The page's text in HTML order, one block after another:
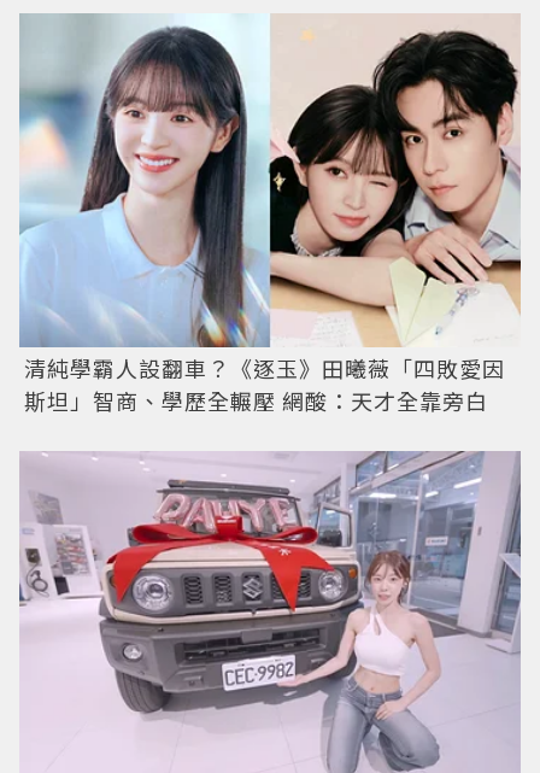
清純學霸人設翻車？《逐玉》田曦薇「四敗愛因
斯坦」智商、學歷全輾壓 網酸：天才全靠旁白